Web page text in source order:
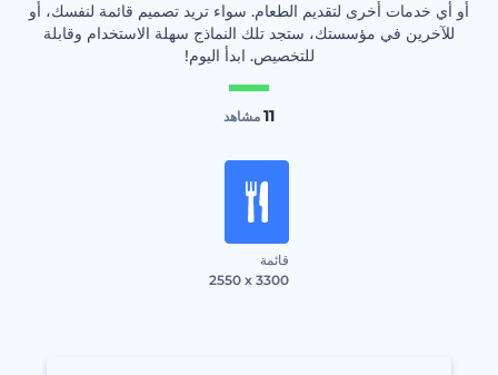
أو أي خدمات أخرى لتقديم الطعام. سواء تريد تصميم قائمة لنفسك، أو
للآخرين في مؤسستك، ستجد تلك النماذج سهلة الاستخدام وقابلة
للتخصيص. ابدأ اليوم!
11 مشاهد
قائمة
2550 x 3300